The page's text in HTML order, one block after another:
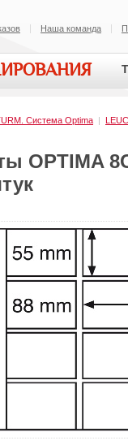
Наша команда
Система Optima |
OPTIMA